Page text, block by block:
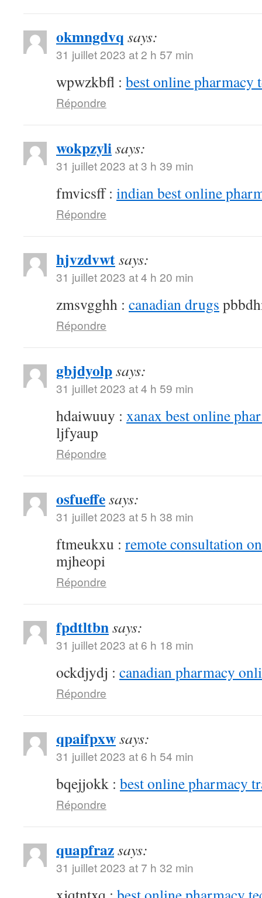
okmngdvq says:
31 juillet 2023 at 2 h 57 min
wpwzkbfl : best online pharmacy
Répondre
wokpzylisays:
31 juillet 2023 at 3 h 39 min
fmvicsff : indian best online
Répondre
hjvzdvwtsays:
31 juillet 2023 at 4 h 20 min
zmsvgghh : canadian drugs
Répondre
gbjdyolpsays:
31 juillet 2023 at 4 h 59 min
hdaiwuuy : xanax best online
ljfyaup
Répondre
osfueffesays:
31 juillet 2023 at 5 h 38 min
ftmeukxu : remote consultation
mjheopi
Répondre
fpdtltbnsays:
31 juillet 2023 at 6 h 18 min
ockdjydj : canadian pharmacy
Répondre
qpaifpxwsays:
31 juillet 2023 at 6 h 54 min
bqejjokk : best online pharmacy
Répondre
quapfrazsays:
31 juillet 2023 at 7 h 32 min